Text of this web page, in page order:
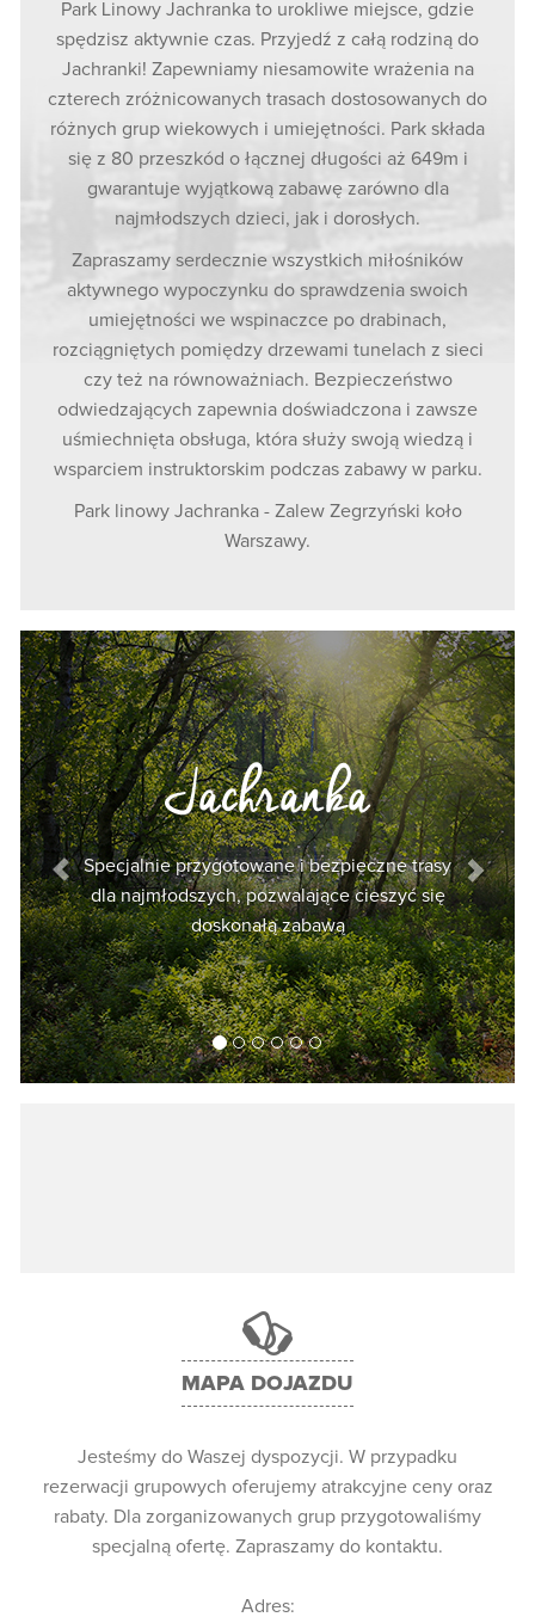
Park Linowy Jachranka to urokliwe miejsce, gdzie
spędzisz aktywnie czas. Przyjedź z całą rodziną do
Jachranki! Zapewniamy niesamowite wrażenia na
czterech zróżnicowanych trasach dostosowanych do
różnych grup wiekowych i umiejętności. Park składa
się z 80 przeszkód o łącznej długości aż 649m i
gwarantuje wyjątkową zabawę zarówno dla
najmłodszych dzieci, jak i dorosłych.
Zapraszamy serdecznie wszystkich miłośników
aktywnego wypoczynku do sprawdzenia swoich
umiejętności we wspinaczce po drabinach,
rozciągniętych pomiędzy drzewami tunelach z sieci
czy też na równoważniach. Bezpieczeństwo
odwiedzających zapewnia doświadczona i zawsze
uśmiechnięta obsługa, która służy swoją wiedzą i
wsparciem instruktorskim podczas zabawy w parku.
Park linowy Jachranka - Zalew Zegrzyński koło
Warszawy.
przygotowane i bezpieczne trasy
najmłodszych, pozwalające cieszyć się
doskonałą zabawą
Previous Next
MAPA DOJAZDU
Jesteśmy do Waszej dyspozycji. W przypadku
rezerwacji grupowych oferujemy atrakcyjne ceny oraz
rabaty. Dla zorganizowanych grup przygotowaliśmy
specjalną ofertę. Zapraszamy do kontaktu.
Adres: